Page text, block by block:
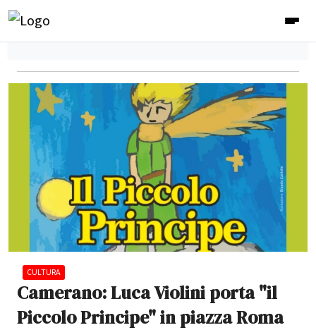
CULTURA
Camerano: Luca Violini porta "il
Piccolo Principe" in piazza Roma